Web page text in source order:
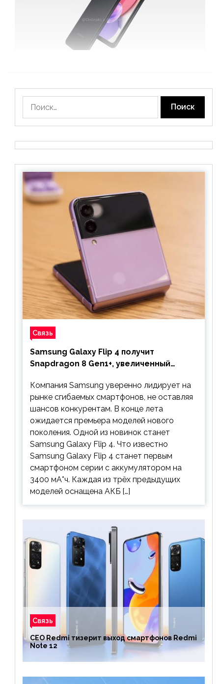
Связь
Samsung Galaxy Flip 4 получит
Snapdragon 8 Gen1+, увеличенный
предшественника
Компания Samsung уверенно лидирует на
рынке сгибаемых смартфонов, не оставляя
шансов конкурентам. В конце лета
ожидается премьера моделей нового
поколения. Одной из новинок станет
Samsung Galaxy Flip 4. Что известно
Samsung Galaxy Flip 4 станет первым
смартфоном серии с аккумулятором на
3400 мА*ч. Каждая из трёх предыдущих
моделей оснащена АКБ […]
Связь
CEO Redmi тизерит выход смартфонов Redmi
Note 12